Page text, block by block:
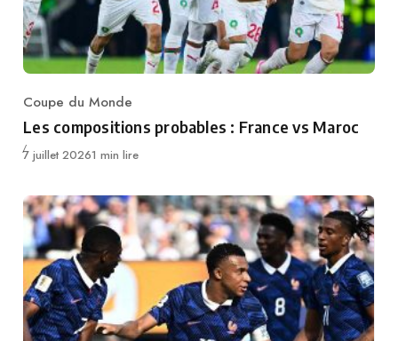
Category
Coupe du Monde
Les compositions probables : France vs Maroc
Publié
7 juillet 20261 min lire